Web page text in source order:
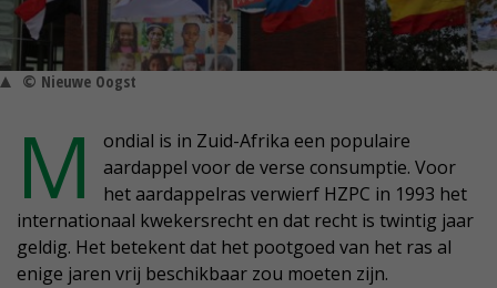
© Nieuwe Oogst
M
ondial is in Zuid-Afrika een populaire
aardappel voor de verse consumptie. Voor
het aardappelras verwierf HZPC in 1993 het
internationaal kwekersrecht en dat recht is twintig jaar
geldig. Het betekent dat het pootgoed van het ras al
enige jaren vrij beschikbaar zou moeten zijn.